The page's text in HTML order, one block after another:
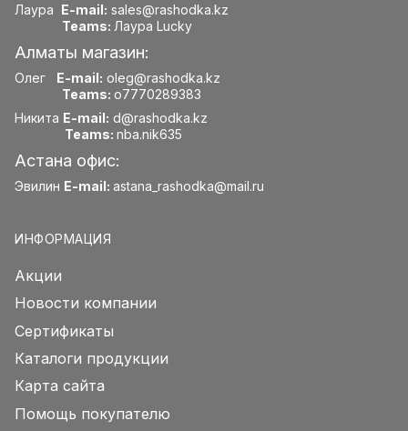
Лаура E-mail: sales@rashodka.kz
Teams: Лаура Lucky
Алматы магазин:
Олег E-mail: oleg@rashodka.kz
Teams: o7770289383
Никита E-mail: d@rashodka.kz
Teams: nba.nik635
Астана офис:
Эвилин E-mail: astana_rashodka@mail.ru
ИНФОРМАЦИЯ
Акции
Новости компании
Сертификаты
Каталоги продукции
Карта сайта
Помощь покупателю